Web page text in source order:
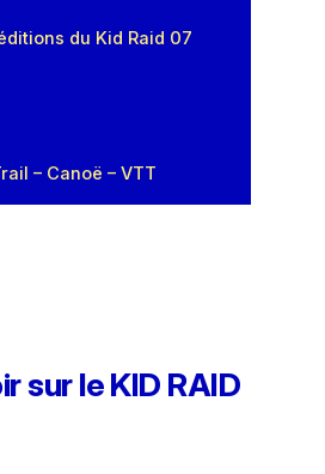
du Kid Raid 07
– Canoë – VTT
sur le KID RAID